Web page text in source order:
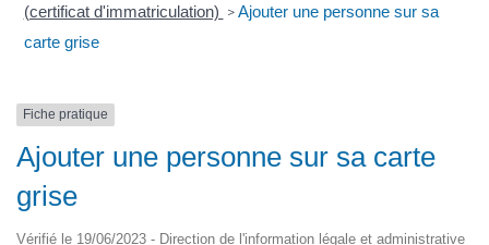
(certificat d'immatriculation) > Ajouter une personne sur sa
carte grise
Fiche pratique
Ajouter une personne sur sa carte
grise
Vérifié le 19/06/2023 - Direction de l'information légale et administrative